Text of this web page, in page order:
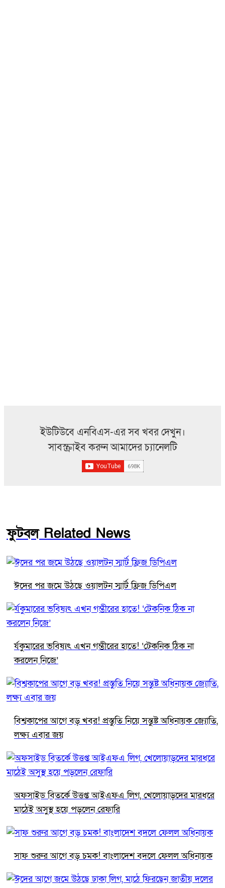
ইউটিউবে এনবিএস-এর সব খবর দেখুন।
সাবস্ক্রাইব করুন আমাদের চ্যানেলটি
ফুটবল Related News
ঈদের পর জমে উঠছে ওয়ালটন স্মার্ট ফ্রিজ ডিপিএল
র্যকুমারের ভবিষ্যৎ এখন গম্ভীরের হাতে! ‘টেকনিক ঠিক না
করলেন নিজে’
বিশ্বকাপের আগে বড় খবর! প্রস্তুতি নিয়ে সন্তুষ্ট অধিনায়ক জ্যোতি,
লক্ষ্য এবার জয়
অফসাইড বিতর্কে উত্তপ্ত আইএফএ লিগ, খেলোয়াড়দের মারধরে
মাঠেই অসুস্থ হয়ে পড়লেন রেফারি
সাফ শুরুর আগে বড় চমক! বাংলাদেশ বদলে ফেলল অধিনায়ক